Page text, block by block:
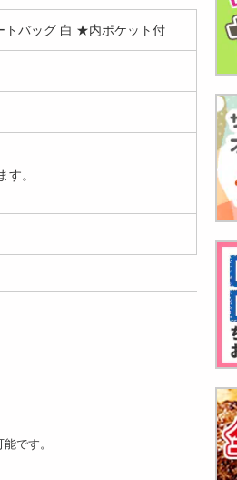
トバッグ 白 ★内ポケット付
。
です。